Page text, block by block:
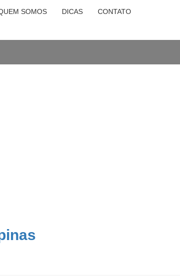
SOMOS DICAS CONTATO